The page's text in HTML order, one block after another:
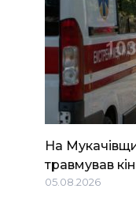
На
травмував
05.08.2026